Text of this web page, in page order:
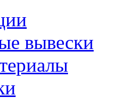
вывески